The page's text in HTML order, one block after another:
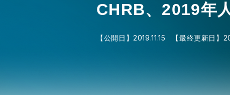
CHRB、2019年
【公開日】2019.11.15 【最終更新日】